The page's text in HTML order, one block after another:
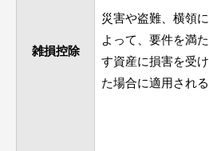
雑損控除
災害や盗難、横領に
よって、要件を満た
す資産に損害を受け
た場合に適用される